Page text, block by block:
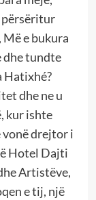
përsëritur
e bukura
dhe tundte
Hatixhé?
dhe ne u
kur ishte
drejtor i
Hotel Dajti
Artistëve,
e tij, një